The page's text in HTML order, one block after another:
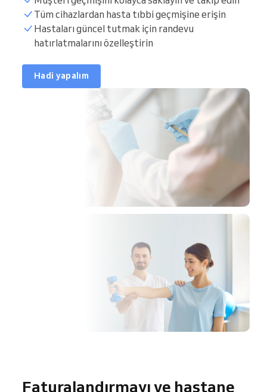
Tüm cihazlardan hasta tıbbi geçmişine erişin
Hastaları güncel tutmak için randevu
hatırlatmalarını özelleştirin
Hadi yapalım
Faturalandırmayı ve hastane